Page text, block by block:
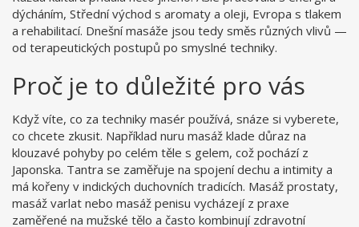
dýcháním, Střední východ s aromaty a oleji, Evropa s tlakem
a rehabilitací. Dnešní masáže jsou tedy směs různých vlivů —
od terapeutických postupů po smyslné techniky.
Proč je to důležité pro vás
Když víte, co za techniky masér používá, snáze si vyberete,
co chcete zkusit. Například nuru masáž klade důraz na
klouzavé pohyby po celém těle s gelem, což pochází z
Japonska. Tantra se zaměřuje na spojení dechu a intimity a
má kořeny v indických duchovních tradicích. Masáž prostaty,
masáž varlat nebo masáž penisu vycházejí z praxe
zaměřené na mužské tělo a často kombinují zdravotní